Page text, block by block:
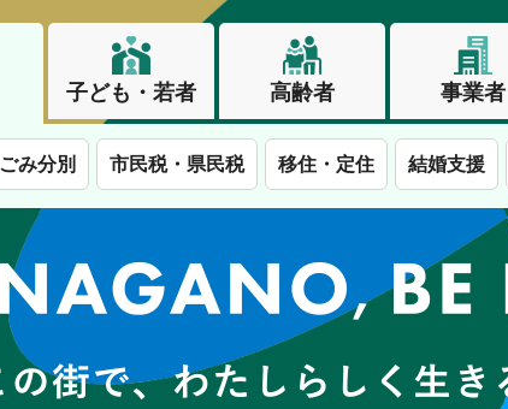
子ども・若者 高齢者 事業者
ごみ分別 市民税・県民税 移住・定住 結婚支援
この街で、わたしらしく生きる。長野